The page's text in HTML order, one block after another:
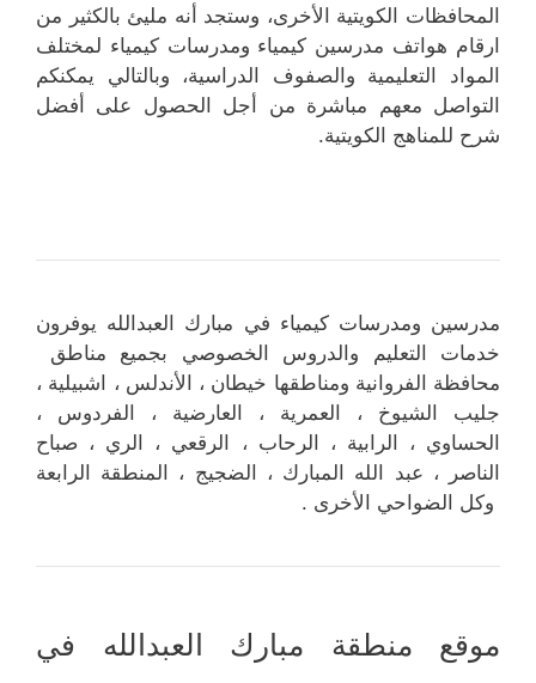
المحافظات الكويتية الأخرى، وستجد أنه مليئ بالكثير من
ارقام هواتف مدرسين كيمياء ومدرسات كيمياء لمختلف
المواد التعليمية والصفوف الدراسية، وبالتالي يمكنكم
التواصل معهم مباشرة من أجل الحصول على أفضل
شرح للمناهج الكويتية.
مدرسين ومدرسات كيمياء في مبارك العبدالله يوفرون
خدمات التعليم والدروس الخصوصي بجميع مناطق
محافظة الفروانية ومناطقها خيطان ، الأندلس ، اشبيلية ،
جليب الشيوخ ، العمرية ، العارضية ، الفردوس ،
الحساوي ، الرابية ، الرحاب ، الرقعي ، الري ، صباح
الناصر ، عبد الله المبارك ، الضجيج ، المنطقة الرابعة
وكل الضواحي الأخرى .
موقع منطقة مبارك العبدالله في